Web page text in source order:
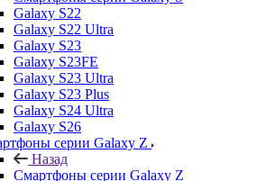
Galaxy S22
Galaxy S22 Ultra
Galaxy S23
Galaxy S23FE
Galaxy S23 Ultra
Galaxy S23 Plus
Galaxy S24 Ultra
Galaxy S26
серии Galaxy Z
Назад
Смартфоны серии Galaxy Z